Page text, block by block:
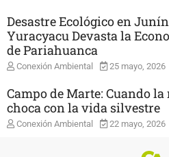
Desastre Ecológico en
Yuracyacu Devasta la
de Pariahuanca
Conexión Ambiental 25 mayo, 2026
Campo de Marte: Cuando
choca con la vida silvestre
Conexión Ambiental 22 mayo, 2026